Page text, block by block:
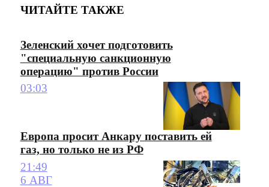
ЧИТАЙТЕ ТАКЖЕ
Зеленский хочет подготовить
"специальную санкционную
операцию" против России
03:03
Европа просит Анкару поставить ей
газ, но только не из РФ
21:49
6 АВГ